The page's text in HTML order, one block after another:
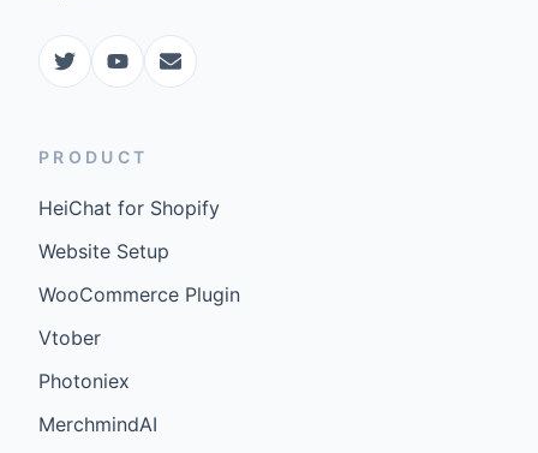
PRODUCT
HeiChat for Shopify
Website Setup
WooCommerce Plugin
Vtober
Photoniex
MerchmindAI